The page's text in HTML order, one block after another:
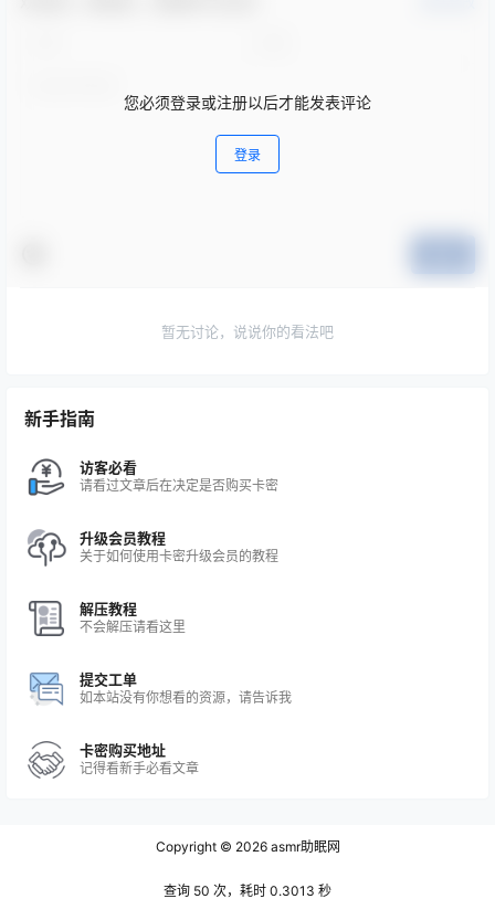
您必须登录或注册以后才能发表评论
登录
暂无讨论，说说你的看法吧
新手指南
访客必看
请看过文章后在决定是否购买卡密
升级会员教程
关于如何使用卡密升级会员的教程
解压教程
不会解压请看这里
提交工单
如本站没有你想看的资源，请告诉我
卡密购买地址
记得看新手必看文章
Copyright © 2026asmr助眠网
查询 50 次，耗时 0.3013 秒